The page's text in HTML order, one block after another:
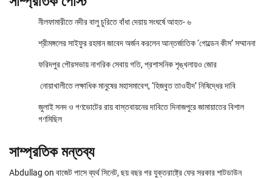
নীলফামারীতে নদীর বালু চুরিতে বাঁধা দেয়ায় সংঘর্ষে আহত- ৬
শ্রীমঙ্গলের সাইফুর রহমান জাবেদ অর্জন করলেন আন্তর্জাতিক ‘গোল্ডেন কীস’ সম্মাননা
ফরিদপুর পৌরসভায় নাগরিক সেবায় গতি, প্রশাসনিক শৃঙ্খলায়ও জোর
নোয়াখালীতে লক্ষাধিক মানুষের মহাসমাবেশ, ‘হিজবুত তাওহীদ’ নিষিদ্ধের দাবি
জুলাই সনদ ও গণভোটের রায় বাস্তবায়নের দাবিতে দিনাজপুরে জামায়াতের বিশাল
গণমিছিল
সাম্প্রতিক মন্তব্য
Abdullag on বাজেট পাসে ব্যর্থ সিনেট, ছয় বছর পর যুক্তরাষ্ট্রে ফের সরকার শাটডাউন